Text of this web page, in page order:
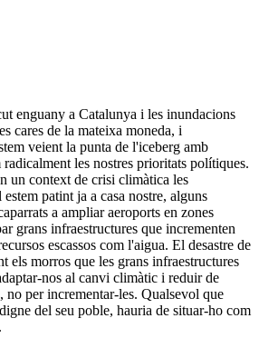
enguany a Catalunya i les inundacions
cares de la mateixa moneda, i
veient la punta de l'iceberg amb
les nostres prioritats polítiques.
un context de crisi climàtica les
patint ja a casa nostre, alguns
a ampliar aeroports en zones
grans infraestructures que incrementen
escassos com l'aigua. El desastre de
els morros que les grans infraestructures
nos al canvi climàtic i reduir de
no per incrementar-les. Qualsevol que
del seu poble, hauria de situar-ho com